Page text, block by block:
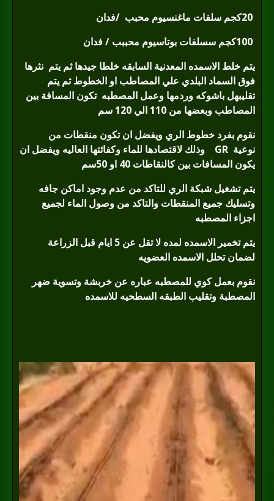
20كجم سلفات ماغنسيوم محبب /فدان
100كجم سسلفات بوتاسيوم محببب / فدان
يتم خلط الاسمده المعدنية السابقه خلطا جيدها ثم يتم نثرها
فوق السماد البلدي علي المصاطب او الخطوط ثم يتم
تقليبهل باشوكه وردمها وعمل المصطبه تكون المسافة بين
المصاطب وبعضها من 110 الي 120 سم
نقوم بفرد خطوط الري ويفضل ان تكون منقطات من
نوعية GR
وذلك لاقتصادها للماء وكفائتها العاليه ويفضل ان
يكون المسافات بين كالنقاطات 40 او 50سم
يتم تشغيل شبكة الري للتاكد من عدم وجود اماكن جافه
وتسليك جميع المنقطات والتاكد من وصول الماء لجميع
اجزاء المصطبه
يتم تخمير الاسمده لمده لا تقل عن 5 ايام قبل الزراعة
لضمان تحلل الاسمده العضويه
نقوم بعمل كوي للمصطبه عباره عن خربشة وتسوية ضهر
المصطبة وتقليب الطبقه السطحيه للاسمده